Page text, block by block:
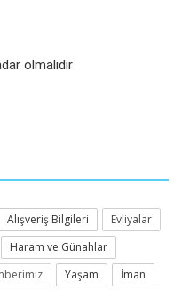
olmalıdır
Alışveriş Bilgileri
Evliyalar
Haram ve Günahlar
Yaşam İman